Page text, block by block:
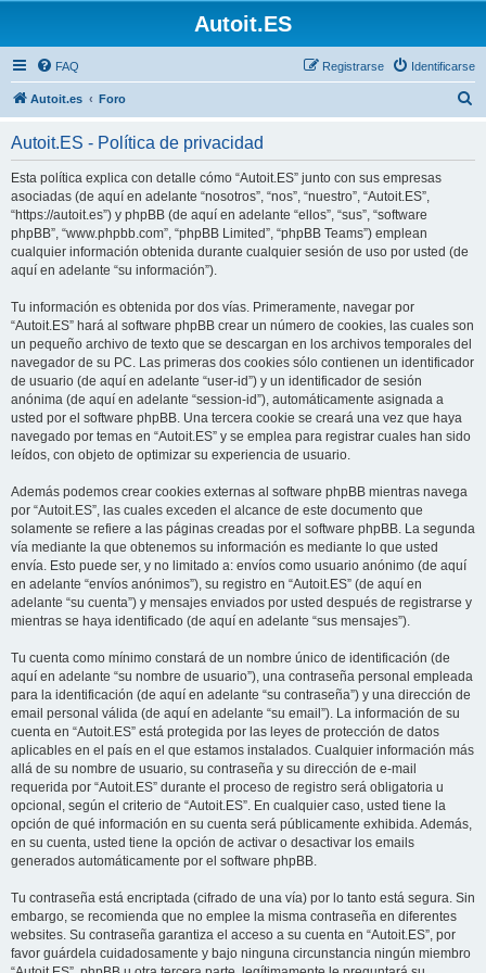
Autoit.ES
FAQ Identificarse
Registrarse
Autoit.es Foro
Autoit.ES - Política de privacidad
Esta política explica con detalle cómo “Autoit.ES” junto con sus empresas
asociadas (de aquí en adelante “nosotros”, “nos”, “nuestro”, “Autoit.ES”,
“https://autoit.es”) y phpBB (de aquí en adelante “ellos”, “sus”, “software
phpBB”, “www.phpbb.com”, “phpBB Limited”, “phpBB Teams”) emplean
cualquier información obtenida durante cualquier sesión de uso por usted (de
aquí en adelante “su información”).
Tu información es obtenida por dos vías. Primeramente, navegar por
“Autoit.ES” hará al software phpBB crear un número de cookies, las cuales son
un pequeño archivo de texto que se descargan en los archivos temporales del
navegador de su PC. Las primeras dos cookies sólo contienen un identificador
de usuario (de aquí en adelante “user-id”) y un identificador de sesión
anónima (de aquí en adelante “session-id”), automáticamente asignada a
usted por el software phpBB. Una tercera cookie se creará una vez que haya
navegado por temas en “Autoit.ES” y se emplea para registrar cuales han sido
leídos, con objeto de optimizar su experiencia de usuario.
Además podemos crear cookies externas al software phpBB mientras navega
por “Autoit.ES”, las cuales exceden el alcance de este documento que
solamente se refiere a las páginas creadas por el software phpBB. La segunda
vía mediante la que obtenemos su información es mediante lo que usted
envía. Esto puede ser, y no limitado a: envíos como usuario anónimo (de aquí
en adelante “envíos anónimos”), su registro en “Autoit.ES” (de aquí en
adelante “su cuenta”) y mensajes enviados por usted después de registrarse y
mientras se haya identificado (de aquí en adelante “sus mensajes”).
Tu cuenta como mínimo constará de un nombre único de identificación (de
aquí en adelante “su nombre de usuario”), una contraseña personal empleada
para la identificación (de aquí en adelante “su contraseña”) y una dirección de
email personal válida (de aquí en adelante “su email”). La información de su
cuenta en “Autoit.ES” está protegida por las leyes de protección de datos
aplicables en el país en el que estamos instalados. Cualquier información más
allá de su nombre de usuario, su contraseña y su dirección de e-mail
requerida por “Autoit.ES” durante el proceso de registro será obligatoria u
opcional, según el criterio de “Autoit.ES”. En cualquier caso, usted tiene la
opción de qué información en su cuenta será públicamente exhibida. Además,
en su cuenta, usted tiene la opción de activar o desactivar los emails
generados automáticamente por el software phpBB.
Tu contraseña está encriptada (cifrado de una vía) por lo tanto está segura. Sin
embargo, se recomienda que no emplee la misma contraseña en diferentes
websites. Su contraseña garantiza el acceso a su cuenta en “Autoit.ES”, por
favor guárdela cuidadosamente y bajo ninguna circunstancia ningún miembro